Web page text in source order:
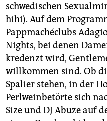
schwedischen
hihi). Auf dem
Pappmachéclubs
Nights, bei denen
kredenzt wird,
willkommen sind. Ob
Spalier stehen, in der
Perlweinbetörte sich
Size und DJ Abuze auf